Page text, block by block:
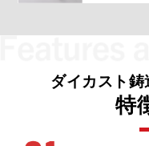
ダイカスト鋳
特